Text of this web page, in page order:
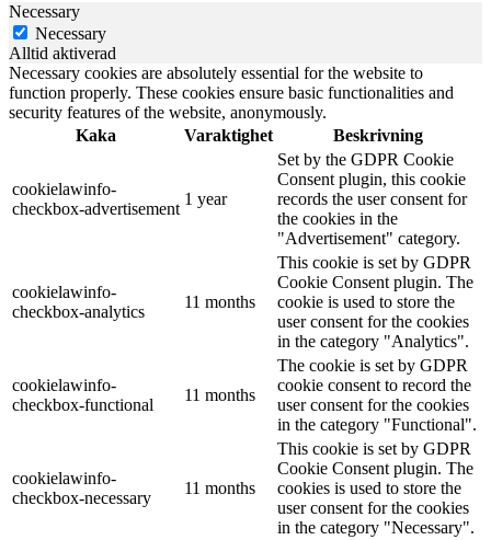
Necessary
Necessary
Alltid aktiverad
Necessary cookies are absolutely essential for the website to
function properly. These cookies ensure basic functionalities and
security features of the website, anonymously.
Kaka
Varaktighet Beskrivning
cookielawinfo-
checkbox-advertisement
1 year
Set by the GDPR Cookie
Consent plugin, this cookie
records the user consent for
the cookies in the
"Advertisement" category.
cookielawinfo-
checkbox-analytics
11 months
This cookie is set by GDPR
Cookie Consent plugin. The
cookie is used to store the
user consent for the cookies
in the category "Analytics".
cookielawinfo-
checkbox-functional
11 months
The cookie is set by GDPR
cookie consent to record the
user consent for the cookies
in the category "Functional".
cookielawinfo-
checkbox-necessary
11 months
This cookie is set by GDPR
Cookie Consent plugin. The
cookies is used to store the
user consent for the cookies
in the category "Necessary".